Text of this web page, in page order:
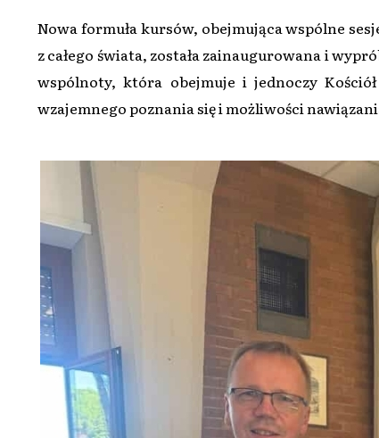
Nowa formuła kursów, obejmująca wspólne
z całego świata, została zainaugurowana i
wspólnoty, która obejmuje i jednoczy
wzajemnego poznania się i możliwości